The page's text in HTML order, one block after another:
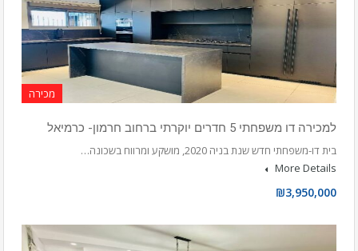
מכירה
למכירה דו משפחתי 5 חדרים יוקרתי ברחוב חרמון- כרמיאל
בית דו-משפחתי חדש שנת בניה 2020, מושקע ומרווח בשכונה…
More Details
₪3,950,000